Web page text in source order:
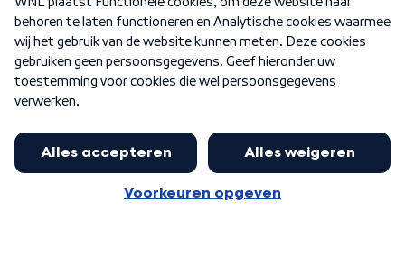
Nieuwsbrief
Word Lid